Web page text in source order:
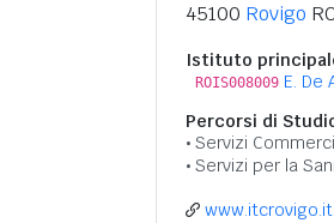
45100 Rovigo
Istituto
ROIS008009 E. De
Percorsi di
Servizi
Servizi per la
www.itcrovigo.it